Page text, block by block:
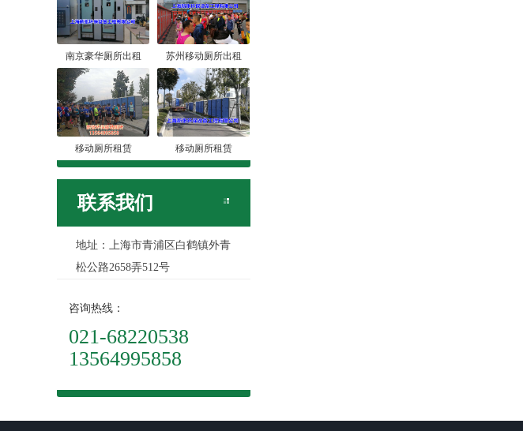
南京豪华厕所出租 苏州移动厕所出租
移动厕所租赁 移动厕所租赁
联系我们
地址：上海市青浦区白鹤镇外青
松公路2658弄512号
咨询热线：
021-68220538
13564995858